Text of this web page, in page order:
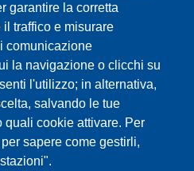
garantire la corretta
traffico e misurare
comunicazione
la navigazione o clicchi su
l'utilizzo; in alternativa,
salvando le tue
quali cookie attivare. Per
sapere come gestirli,
e Culturali
- 41121 Modena